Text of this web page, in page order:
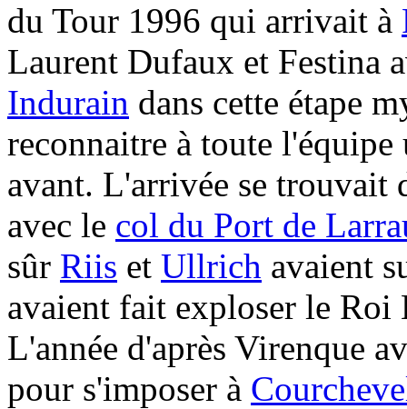
du Tour 1996 qui arrivait à
Laurent Dufaux et Festina
Indurain dans cette étape
reconnaitre à toute
avant. L'arrivée se trouvait
avec le col du Port de
sûr Riis et Ullrich avaient
avaient fait exploser le
L'année d'après Virenque
pour s'imposer à